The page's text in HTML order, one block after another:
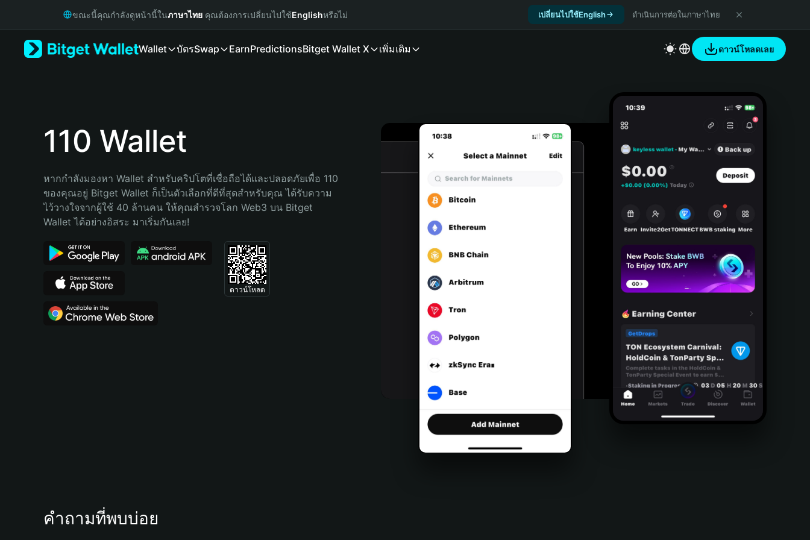
Русский
Bahasa Indonesia
Português (Brasil)
ขณะนี้คุณกำลังดูหน้านี้ในภาษาไทย คุณต้องการเปลี่ยนไปใช้Englishหรือไม่ เปลี่ยนไปใช้English ดำเนินการต่อในภาษาไทย
Wallet บัตรSwap EarnPredictionsBitget Wallet X เพิ่มเติม ดาวน์โหลดเลย
110 Wallet
หากกำลังมองหา Wallet สำหรับคริปโตที่เชื่อถือได้และปลอดภัยเพื่อ 110
ของคุณอยู่ Bitget Wallet ก็เป็นตัวเลือกที่ดีที่สุดสำหรับคุณ ได้รับความ
ไว้วางใจจากผู้ใช้ 40 ล้านคน ให้คุณสำรวจโลก Web3 บน Bitget
Wallet ได้อย่างอิสระ มาเริ่มกันเลย!
ดาวน์โหลด
คำถามที่พบบ่อย